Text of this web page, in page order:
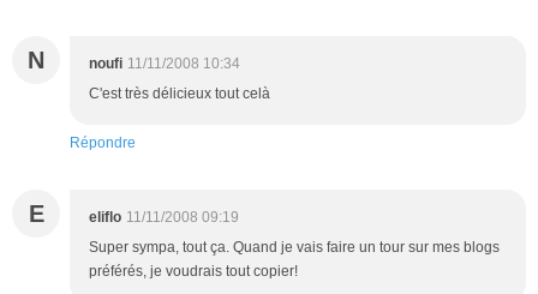
N noufi 11/11/2008 10:34
C'est très délicieux tout celà
Répondre
E eliflo 11/11/2008 09:19
Super sympa, tout ça. Quand je vais faire un tour sur mes blogs
préférés, je voudrais tout copier!